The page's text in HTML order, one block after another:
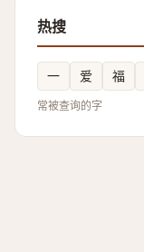
热搜
一 爱 福
常被查询的字